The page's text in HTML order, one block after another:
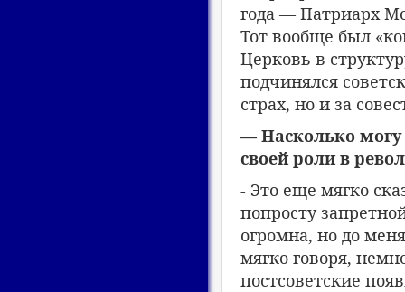
года — Патриарх
Тот вообще был
Церковь в
подчинялся
страх, но и за
— Насколько могу
своей роли в
- Это еще мягко
попросту
огромна, но до
мягко говоря,
постсоветские